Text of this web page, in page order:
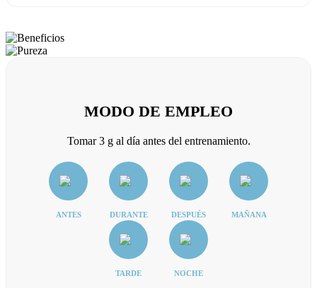
MODO DE EMPLEO
Tomar 3 g al día antes del entrenamiento.
ANTES DURANTE DESPUÉS MAÑANA
TARDE NOCHE